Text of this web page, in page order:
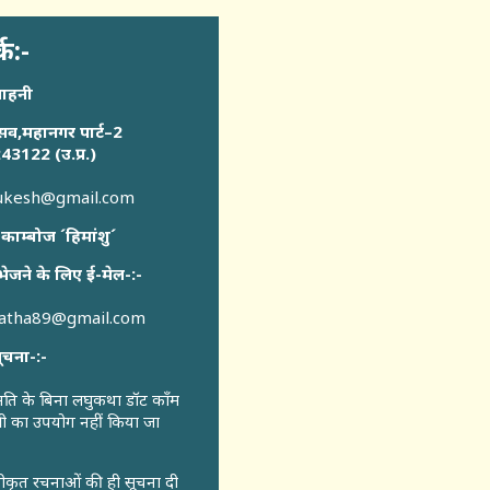
पार्ट–2
(उ.प्र.)
´हिमांशु´
के लिए ई-मेल-:-
:-
के बिना लघुकथा डॉट कॉंम
का उपयोग नहीं किया जा
रचनाओं की ही सूचना दी